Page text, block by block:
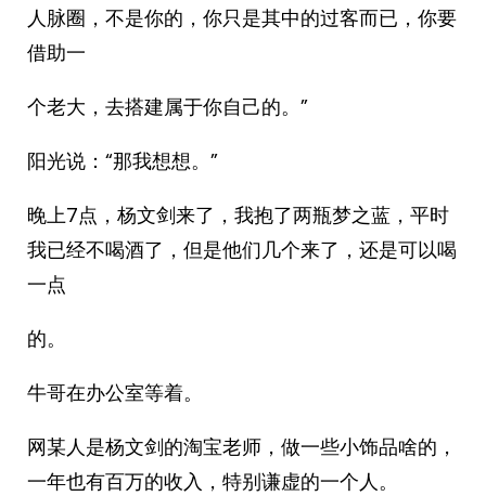
人脉圈，不是你的，你只是其中的过客而已，你要
借助一
个老大，去搭建属于你自己的。”
阳光说：“那我想想。”
晚上7点，杨文剑来了，我抱了两瓶梦之蓝，平时
我已经不喝酒了，但是他们几个来了，还是可以喝
一点
的。
牛哥在办公室等着。
网某人是杨文剑的淘宝老师，做一些小饰品啥的，
一年也有百万的收入，特别谦虚的一个人。